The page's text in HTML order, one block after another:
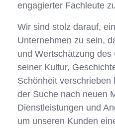
engagierter Fachleute
Wir sind stolz darauf,
Unternehmen zu sein,
und Wertschätzung
seiner Kultur,
Schönheit verschrieben
der Suche nach neuen
Dienstleistungen und
um unseren Kunden